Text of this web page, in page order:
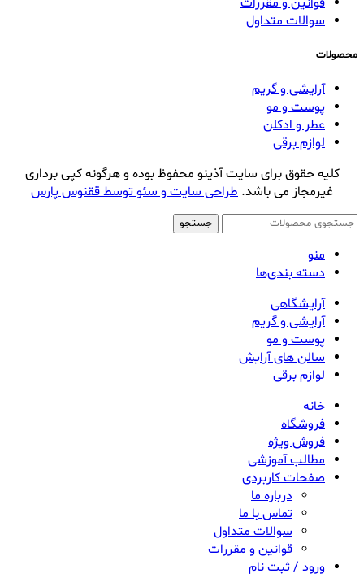
سوالات متداول
محصولات
آرایشی و گریم
پوست و مو
عطر و ادکلن
لوازم برقی
کلیه حقوق برای سایت آذینو محفوظ بوده و هرگونه کپی برداری
غیرمجاز می باشد. طراحی سایت و سئو توسط ققنوس پارس
جستجو
منو
دسته بندی‌ها
آرایشگاهی
آرایشی و گریم
پوست و مو
سالن های آرایش
لوازم برقی
خانه
فروشگاه
فروش ویژه
مطالب آموزشی
صفحات کاربردی
درباره ما
تماس با ما
سوالات متداول
قوانین و مقررات
ورود / ثبت نام